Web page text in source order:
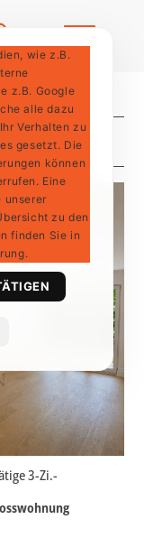
Aktualität
3-Zi.-
wie z.B.
z.B. Google
alle dazu
Verhalten zu
gesetzt. Die
können
Eine
unserer
zu den
finden Sie in